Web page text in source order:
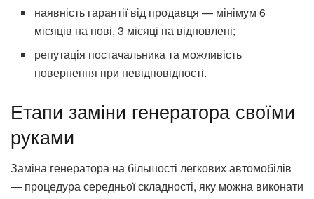
наявність гарантії від продавця — мінімум 6
місяців на нові, 3 місяці на відновлені;
репутація постачальника та можливість
повернення при невідповідності.
Етапи заміни генератора своїми
руками
Заміна генератора на більшості легкових автомобілів
— процедура середньої складності, яку можна виконати